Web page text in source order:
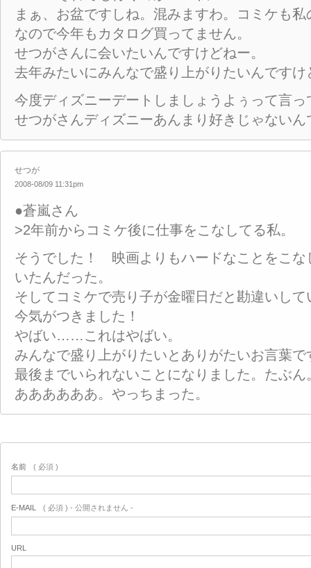
まぁ、お盆ですしね。混みますわ。コミケも
なので今年もカタログ買ってません。
せつがさんに会いたいんですけどねー。
去年みたいにみんなで盛り上がりたいんですけ
今度ディズニーデートしましょうよぅって言っ
せつがさんディズニーあんまり好きじゃないん
せつが
2008-08/09 11:31pm
●蒼嵐さん
>2年前からコミケ後に仕事をこなしてる私。
そうでした！ 映画よりもハードなことをこな
いたんだった。
そしてコミケで売り子が金曜日だと勘違いして
今気がつきました！
やばい……これはやばい。
みんなで盛り上がりたいとありがたいお言葉で
最後までいられないことになりました。たぶん
ああああああ。やっちまった。
名前 ( 必須 )
E-MAIL ( 必須 ) - 公開されません -
URL